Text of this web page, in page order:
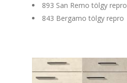
893 San Remo tölgy repro
843 Bergamo tölgy repro